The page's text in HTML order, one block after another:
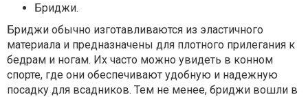
Бриджи.
Бриджи обычно изготавливаются из эластичного
материала и предназначены для плотного прилегания к
бедрам и ногам. Их часто можно увидеть в конном
спорте, где они обеспечивают удобную и надежную
посадку для всадников. Тем не менее, бриджи вошли в